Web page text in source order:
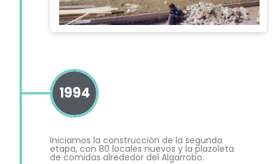
1994
Iniciamos la construcción de la segunda
etapa, con 80 locales nuevos y la plazoleta
de comidas alrededor del Algarrobo.